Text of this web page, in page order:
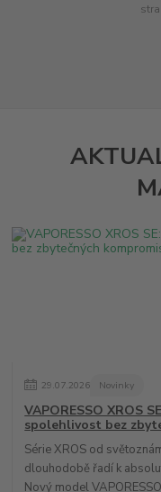
29.07.2026 Novinky
VAPORESSO XROS
spolehlivost bez
Série XROS od
dlouhodobě řadí k
Nový model